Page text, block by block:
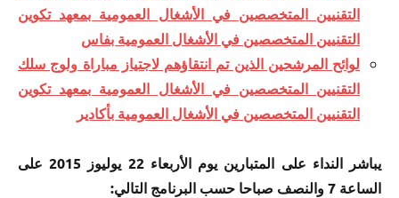
التقنيين المتخصصين في الأشغال العمومية بمعهد تكوين
التقنيين المتخصصين في الأشغال العمومية بفاس
لوائح المرشحين الذين تم انتقاؤهم لاجتياز مباراة ولوج سلك
التقنيين المتخصصين في الأشغال العمومية بمعهد تكوين
التقنيين المتخصصين في الأشغال العمومية بأكادير
يباشر النداء على المتبارين يوم الأربعاء 22 يوليوز 2015 على
الساعة 7 والنصف صباحا حسب البرنامج التالي: